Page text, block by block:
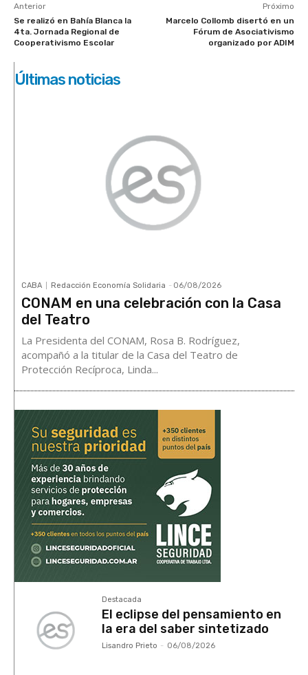
Anterior
Se realizó en Bahía Blanca la
4ta. Jornada Regional de
Cooperativismo Escolar
Próximo
Marcelo Collomb disertó en un
Fórum de Asociativismo
organizado por ADIM
Últimas noticias
CABA Redacción Economía Solidaria - 06/08/2026
CONAM en una celebración con la Casa
del Teatro
La Presidenta del CONAM, Rosa B. Rodríguez,
acompañó a la titular de la Casa del Teatro de
Protección Recíproca, Linda...
Destacada
El eclipse del pensamiento en
la era del saber sintetizado
Lisandro Prieto - 06/08/2026